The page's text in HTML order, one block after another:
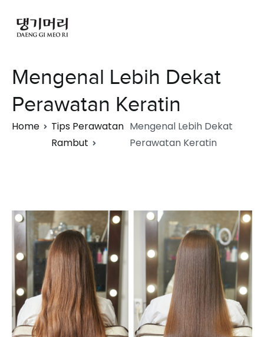
Mengenal Lebih Dekat
Perawatan Keratin
Home
Tips Perawatan
Rambut
Mengenal Lebih Dekat
Perawatan Keratin